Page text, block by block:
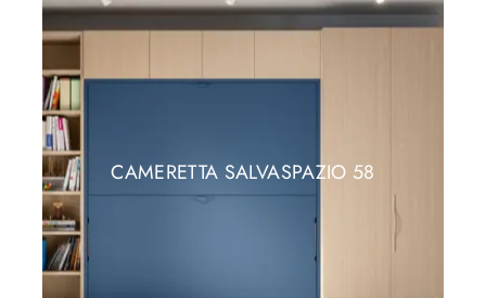
CAMERETTA SALVASPAZIO 58